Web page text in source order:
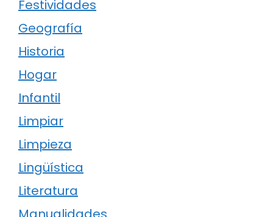
Festividades
Geografía
Historia
Hogar
Infantil
Limpiar
Limpieza
Lingüística
Literatura